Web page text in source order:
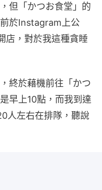
但「かつお食堂」的
於Instagram上公
店，對於我這種貪睡
終於藉機前往「かつ
早上10點，而我到達
人左右在排隊，聽說